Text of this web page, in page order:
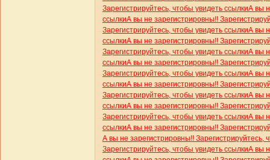
Зарегистрируйтесь, чтобы увидеть ссылкиА вы
ссылкиА вы не зарегистрировны!!
Зарегистрируйтесь, чтобы увидеть ссылкиА вы
ссылкиА вы не зарегистрировны!!
Зарегистрируйтесь, чтобы увидеть ссылкиА вы
ссылкиА вы не зарегистрировны!!
Зарегистрируйтесь, чтобы увидеть ссылкиА вы
ссылкиА вы не зарегистрировны!!
Зарегистрируйтесь, чтобы увидеть ссылкиА вы
ссылкиА вы не зарегистрировны!!
Зарегистрируйтесь, чтобы увидеть ссылкиА вы
ссылкиА вы не зарегистрировны!!
А вы не зарегистрировны!! Зарегистрируйтесь,
Зарегистрируйтесь, чтобы увидеть ссылкиА вы